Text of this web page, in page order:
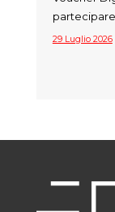
29 Luglio 2026